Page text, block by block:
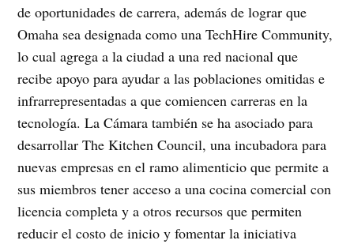
de oportunidades de carrera, además de lograr que
Omaha sea designada como una TechHire Community,
lo cual agrega a la ciudad a una red nacional que
recibe apoyo para ayudar a las poblaciones omitidas e
infrarrepresentadas a que comiencen carreras en la
tecnología. La Cámara también se ha asociado para
desarrollar The Kitchen Council, una incubadora para
nuevas empresas en el ramo alimenticio que permite a
sus miembros tener acceso a una cocina comercial con
licencia completa y a otros recursos que permiten
reducir el costo de inicio y fomentar la iniciativa